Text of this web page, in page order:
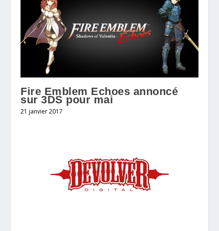
Fire Emblem Echoes annoncé
sur 3DS pour mai
21 janvier 2017